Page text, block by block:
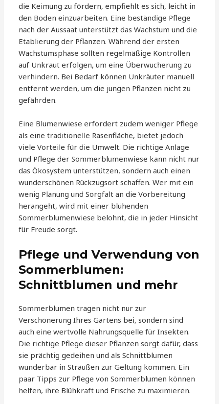
die Keimung zu fördern, empfiehlt es sich, leicht in
den Boden einzuarbeiten. Eine beständige Pflege
nach der Aussaat unterstützt das Wachstum und die
Etablierung der Pflanzen. Während der ersten
Wachstumsphase sollten regelmäßige Kontrollen
auf Unkraut erfolgen, um eine Überwucherung zu
verhindern. Bei Bedarf können Unkräuter manuell
entfernt werden, um die jungen Pflanzen nicht zu
gefährden.
Eine Blumenwiese erfordert zudem weniger Pflege
als eine traditionelle Rasenfläche, bietet jedoch
viele Vorteile für die Umwelt. Die richtige Anlage
und Pflege der Sommerblumenwiese kann nicht nur
das Ökosystem unterstützen, sondern auch einen
wunderschönen Rückzugsort schaffen. Wer mit ein
wenig Planung und Sorgfalt an die Vorbereitung
herangeht, wird mit einer blühenden
Sommerblumenwiese belohnt, die in jeder Hinsicht
für Freude sorgt.
Pflege und Verwendung von
Sommerblumen:
Schnittblumen und mehr
Sommerblumen tragen nicht nur zur
Verschönerung Ihres Gartens bei, sondern sind
auch eine wertvolle Nahrungsquelle für Insekten.
Die richtige Pflege dieser Pflanzen sorgt dafür, dass
sie prächtig gedeihen und als Schnittblumen
wunderbar in Sträußen zur Geltung kommen. Ein
paar Tipps zur Pflege von Sommerblumen können
helfen, ihre Blühkraft und Frische zu maximieren.